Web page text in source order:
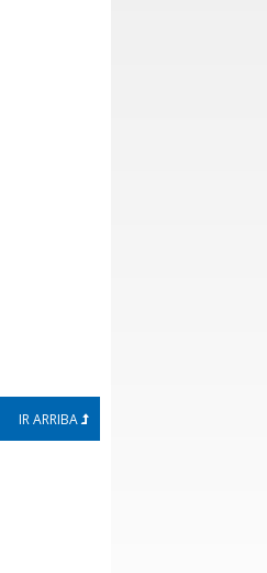
IR ARRIBA